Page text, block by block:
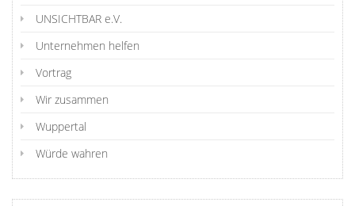
UNSICHTBAR e.V.
Unternehmen helfen
Vortrag
Wir zusammen
Wuppertal
Würde wahren